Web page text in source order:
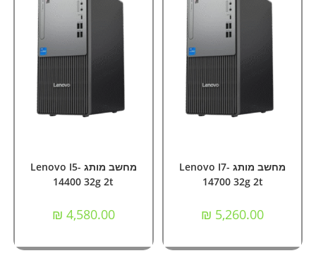
מחשב מותג Lenovo I7-
14700 32g 2t
₪ 5,260.00
מחשב מותג Lenovo I5-
14400 32g 2t
₪ 4,580.00